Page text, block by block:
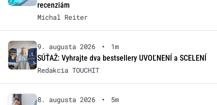
recenziám
Michal Reiter
9. augusta 2026 •
1m
SÚŤAŽ: Vyhrajte dva bestsellery UVOĽNENÍ a SCELENÍ
Redakcia TOUCHIT
8. augusta 2026 •
5m